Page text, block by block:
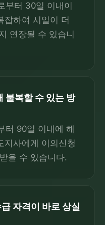
부터 30일 이내이
잡하여 시일이 더
연장될 수 있습니
불복할 수 있는 방
터 90일 이내에 해
지사에게 이의신청
을 수 있습니다.
자격이 바로 상실